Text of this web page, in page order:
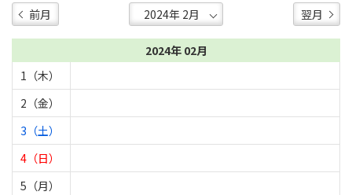
前月 翌月
2024年 02月
1（木）
2（金）
3（土）
4（日）
5（月）